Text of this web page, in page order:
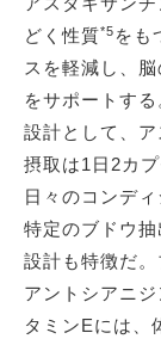
どく性質*5 をも
スを軽減し、
をサポートす
設計として、
摂取は1日2カ
日々のコンデ
特定のブドウ
設計も特徴だ
アントシアニ
タミンEには、